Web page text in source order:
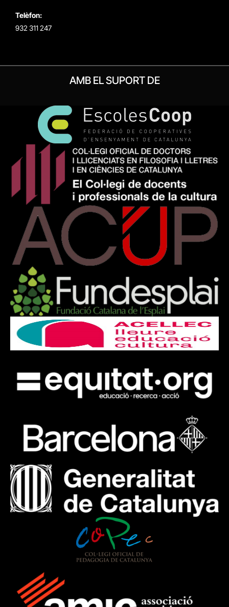
Telèfon:
932 311 247
AMB EL SUPORT DE